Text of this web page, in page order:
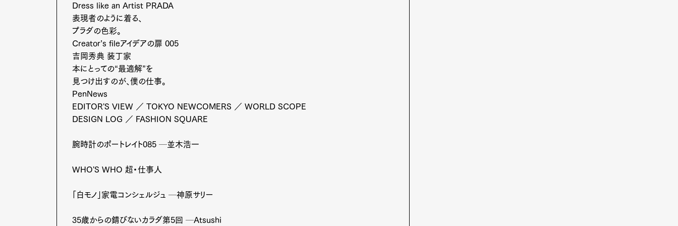
Pen Membership
Pen Meet
Dress like an Artist PRADA
表現者のように着る、
プラダの色彩。
Creator’s fileアイデアの扉 005
吉岡秀典 装丁家
本にとっての“最適解”を
見つけ出すのが、僕の仕事。
PenNews
EDITOR'S VIEW ／ TOKYO NEWCOMERS ／ WORLD SCOPE
DESIGN LOG ／ FASHION SQUARE
腕時計のポートレイト085 ─並木浩一
WHO'S WHO 超・仕事人
「白モノ」家電コンシェルジュ ─神原サリー
35歳からの錆びないカラダ第5回 ─Atsushi